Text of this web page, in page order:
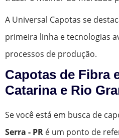
A Universal Capotas se
primeira linha e tecnologias
processos de produção.
Capotas de Fibra
Catarina e Rio
Se você está em busca de
Serra - PR é um ponto de